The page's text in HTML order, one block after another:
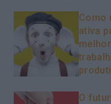
Como
ativa
O